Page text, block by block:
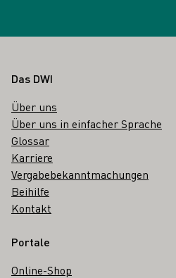
Fußbereich
Das DWI
Über uns
Über uns in einfacher Sprache
Glossar
Karriere
Vergabebekanntmachungen
Beihilfe
Kontakt
Portale
Online-Shop